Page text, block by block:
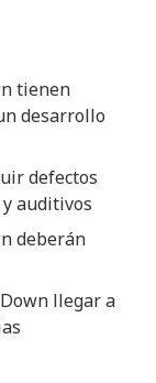
tienen
desarrollo
defectos
auditivos
deberán
llegar a